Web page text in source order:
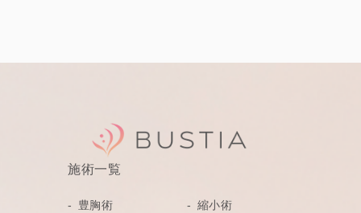
施術一覧
豊胸術 縮小術